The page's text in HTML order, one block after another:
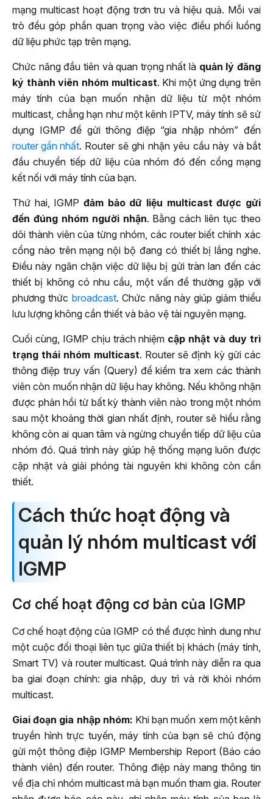
mạng multicast hoạt động trơn tru và hiệu quả. Mỗi vai
trò đều góp phần quan trọng vào việc điều phối luồng
dữ liệu phức tạp trên mạng.
Chức năng đầu tiên và quan trọng nhất là quản lý đăng
ký thành viên nhóm multicast. Khi một ứng dụng trên
máy tính của bạn muốn nhận dữ liệu từ một nhóm
multicast, chẳng hạn như một kênh IPTV, máy tính sẽ sử
dụng IGMP để gửi thông điệp “gia nhập nhóm” đến
router gần nhất. Router sẽ ghi nhận yêu cầu này và bắt
đầu chuyển tiếp dữ liệu của nhóm đó đến cổng mạng
kết nối với máy tính của bạn.
Thứ hai, IGMP đảm bảo dữ liệu multicast được gửi
đến đúng nhóm người nhận. Bằng cách liên tục theo
dõi thành viên của từng nhóm, các router biết chính xác
cổng nào trên mạng nội bộ đang có thiết bị lắng nghe.
Điều này ngăn chặn việc dữ liệu bị gửi tràn lan đến các
thiết bị không có nhu cầu, một vấn đề thường gặp với
phương thức broadcast. Chức năng này giúp giảm thiểu
lưu lượng không cần thiết và bảo vệ tài nguyên mạng.
Cuối cùng, IGMP chịu trách nhiệm cập nhật và duy trì
trạng thái nhóm multicast. Router sẽ định kỳ gửi các
thông điệp truy vấn (Query) để kiểm tra xem các thành
viên còn muốn nhận dữ liệu hay không. Nếu không nhận
được phản hồi từ bất kỳ thành viên nào trong một nhóm
sau một khoảng thời gian nhất định, router sẽ hiểu rằng
không còn ai quan tâm và ngừng chuyển tiếp dữ liệu của
nhóm đó. Quá trình này giúp hệ thống mạng luôn được
cập nhật và giải phóng tài nguyên khi không còn cần
thiết.
Cách thức hoạt động và
quản lý nhóm multicast với
IGMP
Cơ chế hoạt động cơ bản của IGMP
Cơ chế hoạt động của IGMP có thể được hình dung như
một cuộc đối thoại liên tục giữa thiết bị khách (máy tính,
Smart TV) và router multicast. Quá trình này diễn ra qua
ba giai đoạn chính: gia nhập, duy trì và rời khỏi nhóm
multicast.
Giai đoạn gia nhập nhóm: Khi bạn muốn xem một kênh
truyền hình trực tuyến, máy tính của bạn sẽ chủ động
gửi một thông điệp IGMP Membership Report (Báo cáo
thành viên) đến router. Thông điệp này mang thông tin
về địa chỉ nhóm multicast mà bạn muốn tham gia. Router